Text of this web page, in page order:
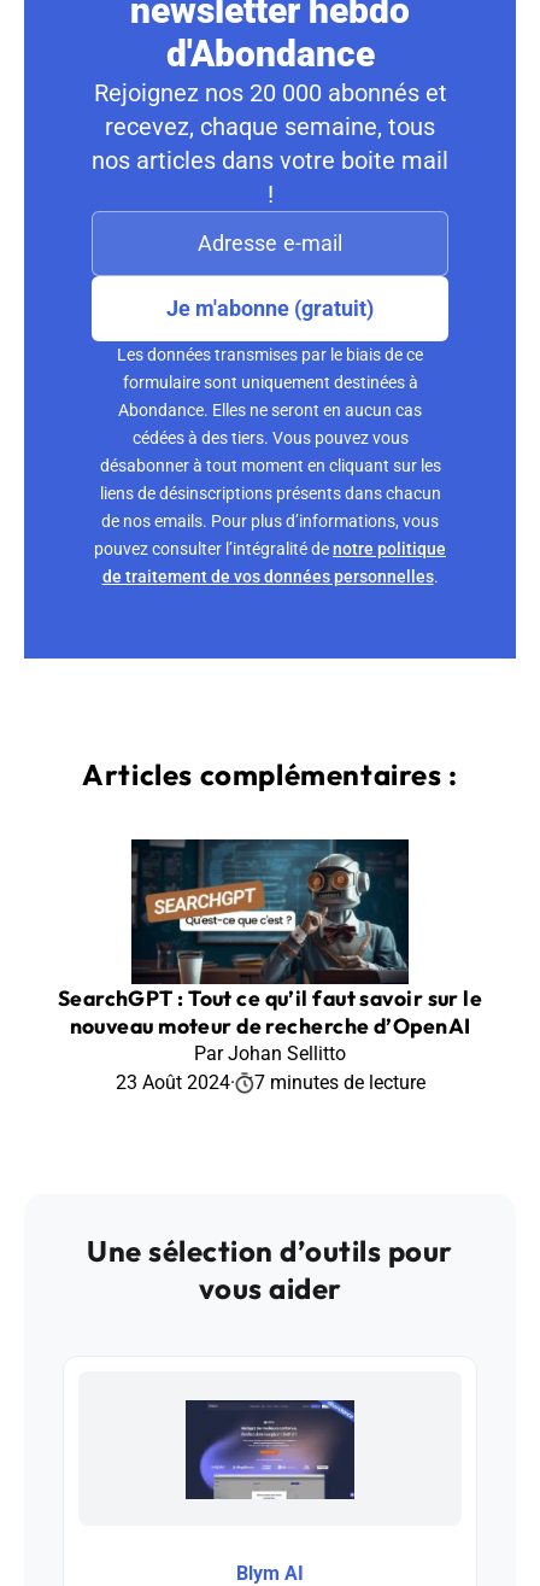
newsletter hebdo
d'Abondance
Rejoignez nos 20 000 abonnés et
recevez, chaque semaine, tous
nos articles dans votre boite mail
!
Je m'abonne (gratuit)
Les données transmises par le biais de ce
formulaire sont uniquement destinées à
Abondance. Elles ne seront en aucun cas
cédées à des tiers. Vous pouvez vous
désabonner à tout moment en cliquant sur les
liens de désinscriptions présents dans chacun
de nos emails. Pour plus d’informations, vous
pouvez consulter l’intégralité denotre politique
de traitement de vos données personnelles.
Articles complémentaires :
SearchGPT : Tout ce qu’il faut savoir sur le
nouveau moteur de recherche d’OpenAI
Par Johan Sellitto
23 Août 2024· 7 minutes de lecture
Une sélection d’outils pour
vous aider
Blym AI